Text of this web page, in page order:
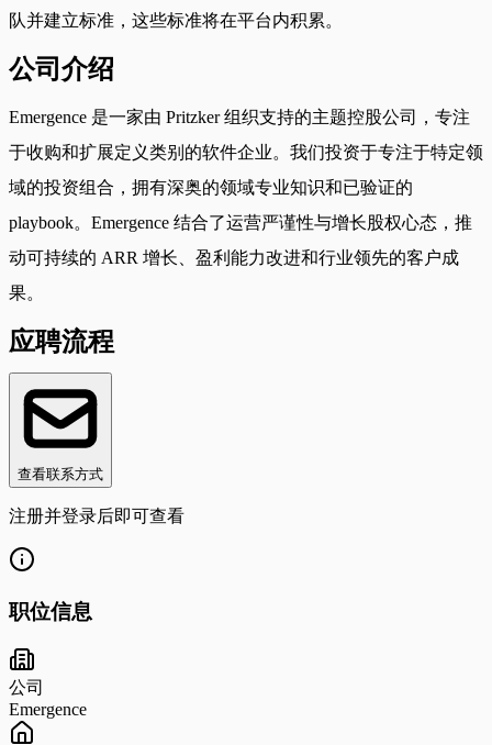
队并建立标准，这些标准将在平台内积累。
公司介绍
Emergence 是一家由 Pritzker 组织支持的主题控股公司，专注
于收购和扩展定义类别的软件企业。我们投资于专注于特定领
域的投资组合，拥有深奥的领域专业知识和已验证的
playbook。Emergence 结合了运营严谨性与增长股权心态，推
动可持续的 ARR 增长、盈利能力改进和行业领先的客户成
果。
应聘流程
查看联系方式
注册并登录后即可查看
职位信息
公司
Emergence